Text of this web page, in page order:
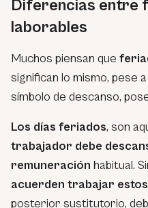
Diferencias entre
laborables
Muchos piensan que
significan lo mismo, pese
símbolo de descanso,
Los días feriados, son
trabajador debe
remuneración habitual.
acuerden trabajar
posterior sustitutorio,